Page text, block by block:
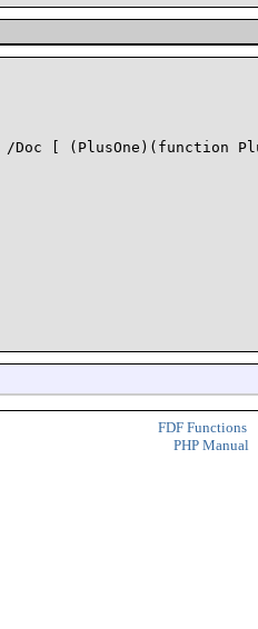
/Doc [
FDF Functions
PHP Manual